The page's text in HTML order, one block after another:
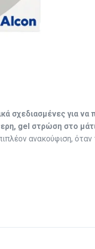
σχεδιασμένες για
gel στρώση στο
ανακούφιση,